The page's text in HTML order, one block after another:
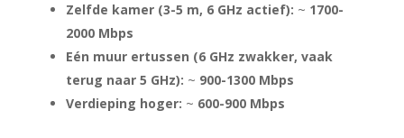
Zelfde kamer (3-5 m, 6 GHz actief): ~ 1700-
2000 Mbps
Eén muur ertussen (6 GHz zwakker, vaak
terug naar 5 GHz): ~ 900-1300 Mbps
Verdieping hoger: ~ 600-900 Mbps